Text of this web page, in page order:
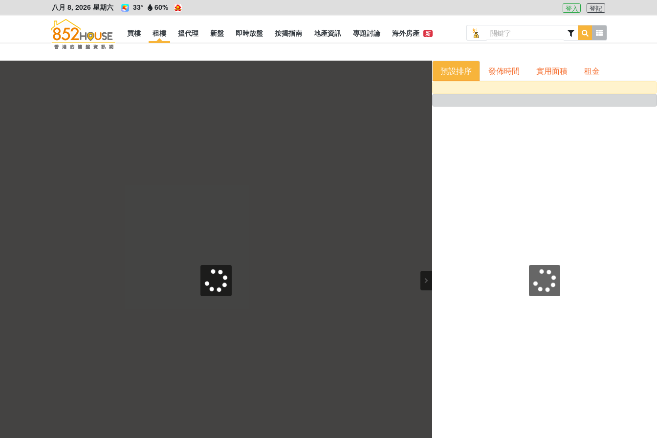
八月 8, 2026 星期六 33° 60% 登入 登記
買樓 租樓 搵代理 新盤 即時放盤 按揭指南 地產資訊 專題討論 海外房產 新
預設排序 發佈時間 實用面積 租金